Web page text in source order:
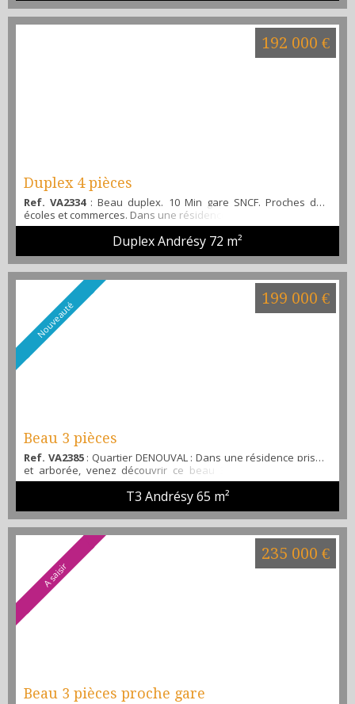
équipée, une belle chambre, une salle de bain avec coin pour
la machine à laver, un WC, une cave d...
Duplex 4 pièces
Ref. VA2334: Beau duplex. 10 Min gare SNCF. Proches des
écoles et commerces. Dans une résidence sécurisée, charmant
appartement en duplex au 2ème étage, avec au rdc, une
entrée avec placards, grand séjour donnant sur terrasse,
cuisine équipée, wc, cellier, à l'étage, 2 chambres dont une
avec terrasse, salle de bains, palier aménagé en bureau... 2
places de parking en intérieur. Venez le visiter...
Duplex Andrésy 72 m²
192 000 €
Nouveauté
Beau 3 pièces
Ref. VA2385: Quartier DENOUVAL : Dans une résidence prisée
et arborée, venez découvrir ce beau 3 pièces offrant, une
entrée, un séjour avec balcon exposé plein sud, une cuisine
séparée et aménagée, 2 chambres avec placard, une salle de
bain, WC indépendant, une cave et une place de parking en
sous-sol. Résidence très calme avec gardien sur place. Venez
le visiter avec l'agence ALIBI IMMOBILIER. Tel :...
T3 Andrésy65 m²
199 000 €
A saisir
Beau 3 pièces proche gare
235 000 €